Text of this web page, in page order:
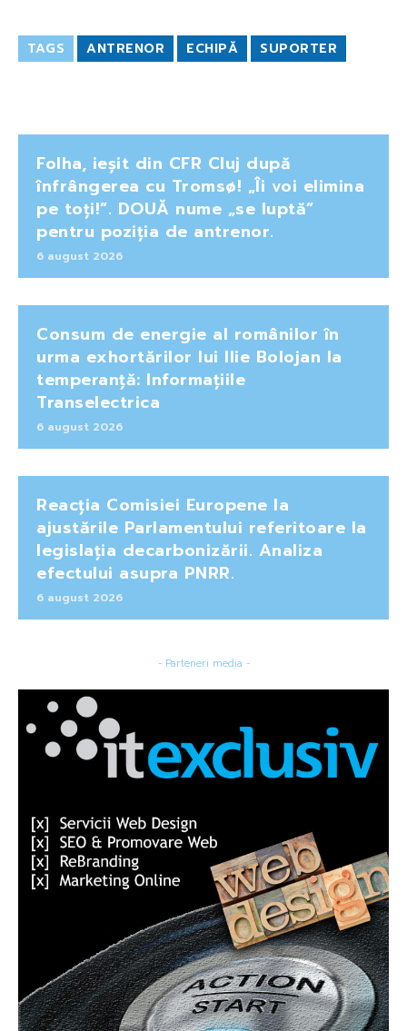
TAGS ANTRENOR ECHIPĂ SUPORTER
Folha, ieșit din CFR Cluj după
înfrângerea cu Tromsø! „Îi voi elimina
pe toți!”. DOUĂ nume „se luptă”
pentru poziția de antrenor.
6 august 2026
Consum de energie al românilor în
urma exhortărilor lui Ilie Bolojan la
temperanță: Informațiile
Transelectrica
6 august 2026
Reacția Comisiei Europene la
ajustările Parlamentului referitoare la
legislația decarbonizării. Analiza
efectului asupra PNRR.
6 august 2026
- Parteneri media -